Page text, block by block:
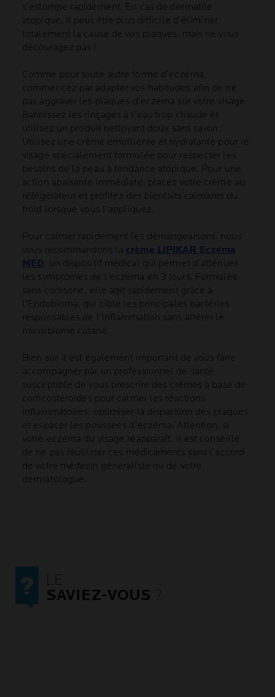
s’estompe rapidement. En cas de dermatite
atopique, il peut être plus difficile d’éliminer
totalement la cause de vos plaques, mais ne vous
découragez pas !
Comme pour toute autre forme d’eczéma,
commencez par adapter vos habitudes afin de ne
pas aggraver les plaques d’eczéma sur votre visage.
Bannissez les rinçages à l’eau trop chaude et
utilisez un produit nettoyant doux sans savon.
Utilisez une crème émolliente et hydratante pour le
visage spécialement formulée pour respecter les
besoins de la peau à tendance atopique. Pour une
action apaisante immédiate, placez votre crème au
réfrigérateur et profitez des bienfaits calmants du
froid lorsque vous l’appliquez.
Pour calmer rapidement les démangeaisons, nous
vous recommandons la crème LIPIKAR Eczéma
MED , un dispositif médical qui permet d’atténuer
les symptômes de l’eczéma en 3 jours. Formulée
sans cortisone, elle agit rapidement grâce à
l’Endobioma, qui cible les principales bactéries
responsables de l’inﬂammation sans altérer le
microbiome cutané.
Bien sûr, il est également important de vous faire
accompagner par un professionnel de santé
susceptible de vous prescrire des crèmes à base de
corticostéroïdes pour calmer les réactions
inflammatoires, optimiser la disparition des plaques
et espacer les poussées d’eczéma. Attention, si
votre eczéma du visage réapparaît, il est conseillé
de ne pas réutiliser ces médicaments sans l’accord
de votre médecin généraliste ou de votre
dermatologue.
LE
SAVIEZ-VOUS ?